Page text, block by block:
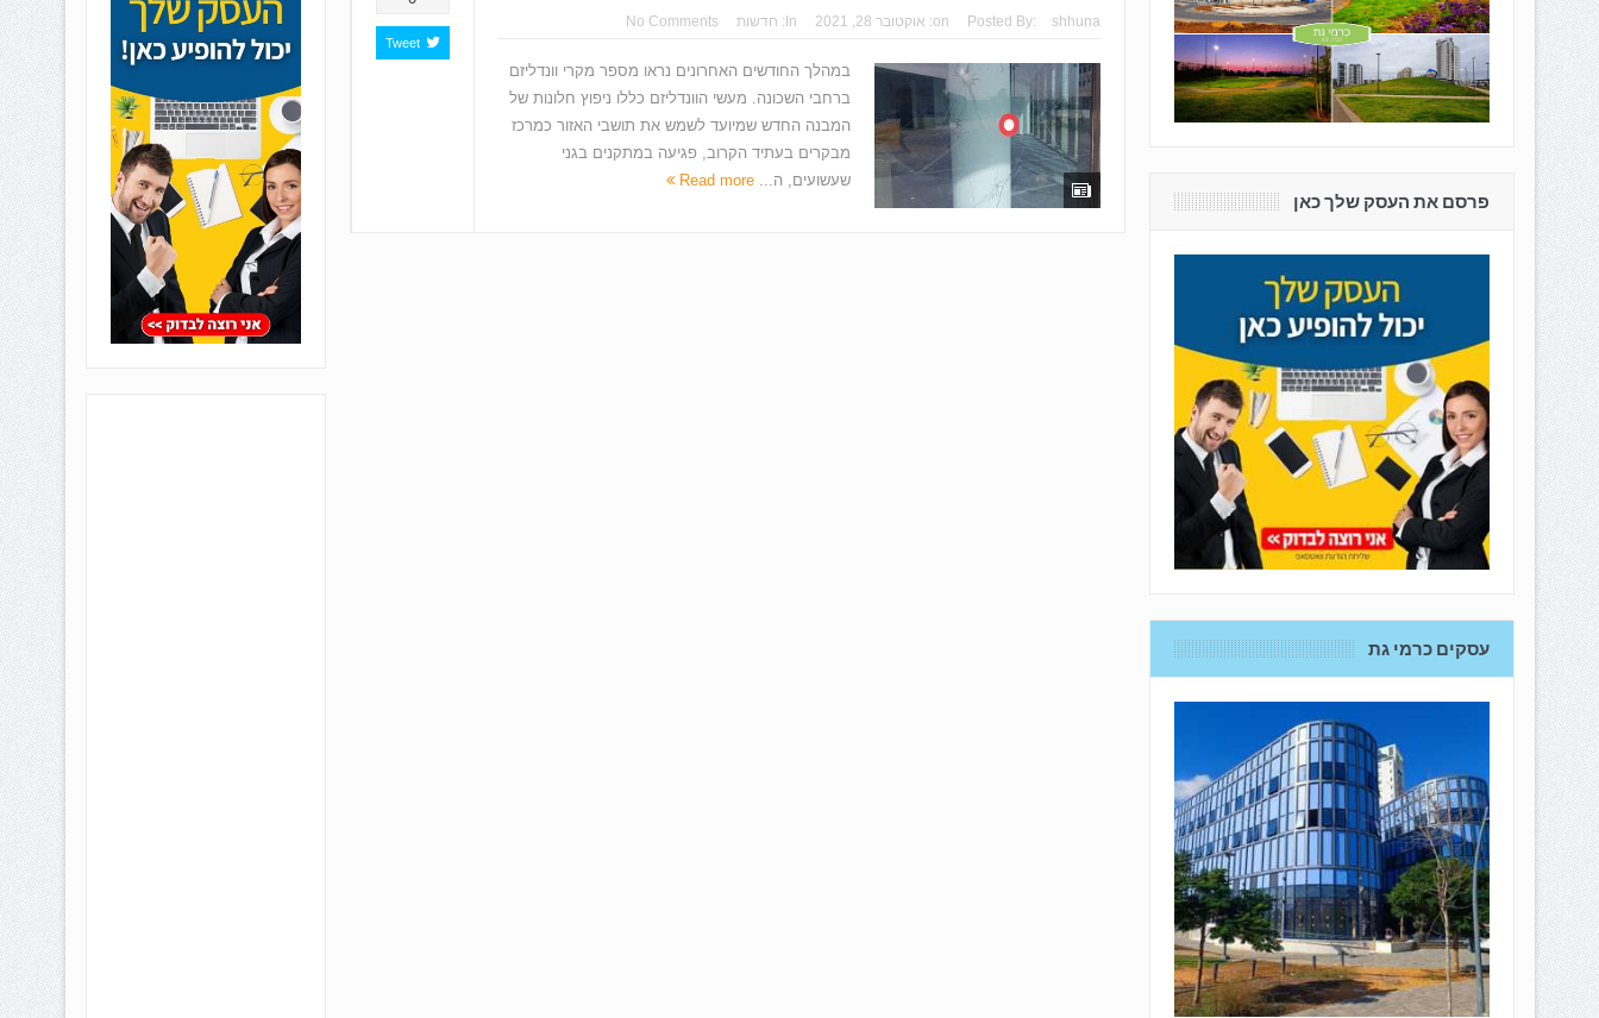
Posted By: shhuna
on: אוקטובר 28, 2021 In: חדשות No Comments
במהלך החודשים האחרונים נראו מספר מקרי וונדליזם
ברחבי השכונה. מעשי הוונדליזם כללו ניפוץ חלונות של
המבנה החדש שמיועד לשמש את תושבי האזור כמרכז
מבקרים בעתיד הקרוב, פגיעה במתקנים בגני
שעשועים, ה...Read more
Tweet
פרסם את העסק שלך כאן
עסקים כרמי גת